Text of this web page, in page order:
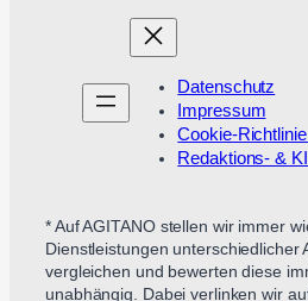
Datenschutz
Impressum
Cookie-
Redaktions- &
* Auf AGITANO stellen wir immer
Dienstleistungen unterschiedlicher
vergleichen und bewerten diese
unabhängig. Dabei verlinken wir